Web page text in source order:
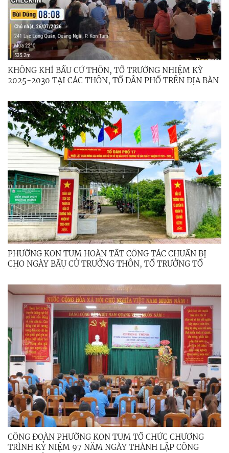
KHÔNG KHÍ BẦU CỬ THÔN, TỔ TRƯỞNG NHIỆM KỲ
2025-2030 TẠI CÁC THÔN, TỔ DÂN PHỐ TRÊN ĐỊA BÀN
PHƯỜNG KON TUM HOÀN TẤT CÔNG TÁC CHUẨN BỊ
CHO NGÀY BẦU CỬ TRƯỞNG THÔN, TỔ TRƯỞNG TỔ
CÔNG ĐOÀN PHƯỜNG KON TUM TỔ CHỨC CHƯƠNG
TRÌNH KỶ NIỆM 97 NĂM NGÀY THÀNH LẬP CÔNG